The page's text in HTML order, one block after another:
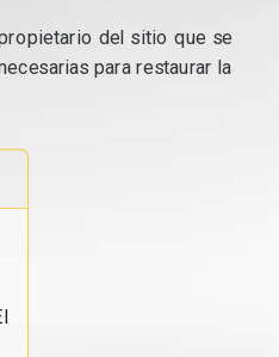
del sitio que se
para restaurar la